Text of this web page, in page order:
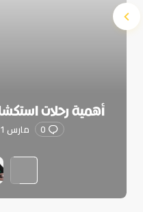
أهمية رحلات
0 مارس 1, 2021